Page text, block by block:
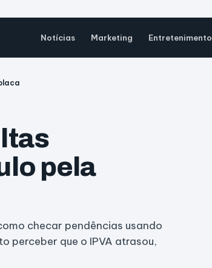
Notícias Marketing Entretenimento
pela
checar pendências usando
perceber que o IPVA atrasou,